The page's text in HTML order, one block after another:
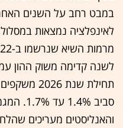
במבט רחב על השנים
לאינפלציה נמצאות
תחילת שנת
סביב
והאנליסטים מעריכים